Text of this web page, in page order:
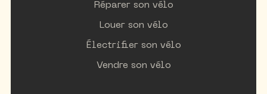
Réparer son vélo
Louer son vélo
Électrifier son vélo
Vendre son vélo